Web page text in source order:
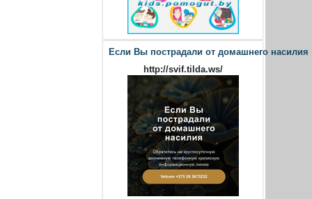
Если Вы пострадали от домашнего насилия
http://svif.tilda.ws/